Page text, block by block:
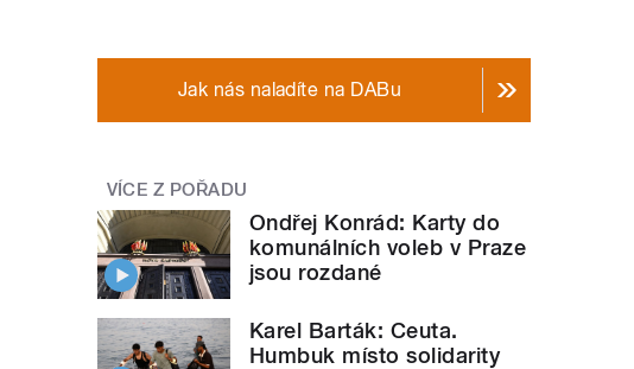
Jak nás naladíte na DABu
VÍCE Z POŘADU
Ondřej Konrád: Karty do
komunálních voleb v Praze
jsou rozdané
Karel Barták: Ceuta.
Humbuk místo solidarity